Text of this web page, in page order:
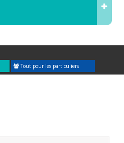
Tout pour les particuliers